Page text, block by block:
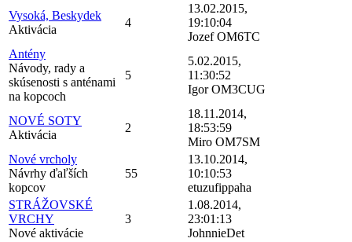
Vysoká, Beskydek
Aktivácia
4
13.02.2015,
19:10:04
Jozef OM6TC
Antény
Návody, rady a
skúsenosti s anténami
na kopcoch
5
5.02.2015,
11:30:52
Igor OM3CUG
NOVÉ SOTY
Aktivácia
2
18.11.2014,
18:53:59
Miro OM7SM
Nové vrcholy
Návrhy ďaľších
kopcov
55
13.10.2014,
10:10:53
etuzufippaha
STRÁŽOVSKÉ
VRCHY
Nové aktivácie
3
1.08.2014,
23:01:13
JohnnieDet